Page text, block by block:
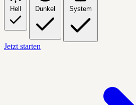
Hell Dunkel System
Jetzt starten